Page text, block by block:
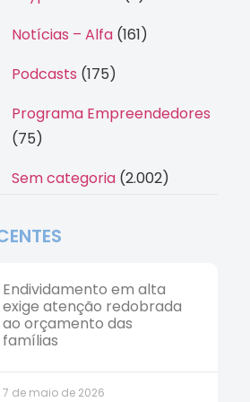
Notícias – Alfa(161)
Podcasts (175)
Programa Empreendedores
(75)
Sem categoria(2.002)
Endividamento em alta
exige atenção redobrada
ao orçamento das
famílias
7 de maio de 2026